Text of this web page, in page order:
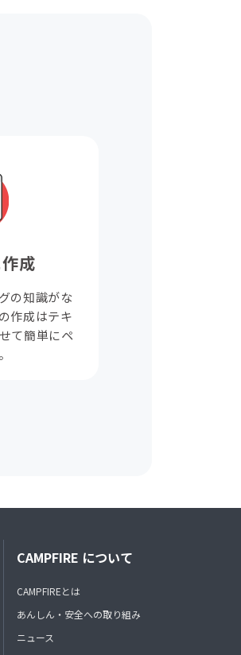
成
の知識がな
作成はテキ
て簡単にペ
CAMPFIRE について
CAMPFIREとは
あんしん・安全への取り組み
ニュース